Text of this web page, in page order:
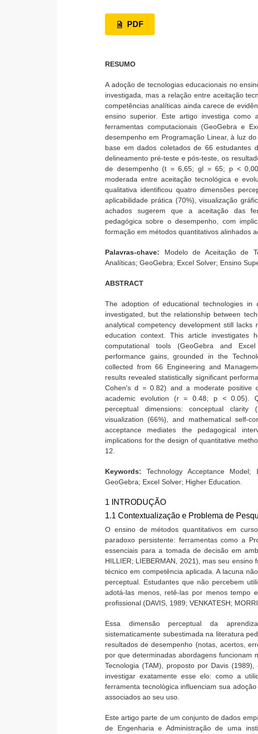
PDF
RESUMO
A adoção de tecnologias educacionais no
investigada, mas a relação entre aceitação
competências analíticas ainda carece de
ensino superior. Este artigo investiga
ferramentas computacionais (GeoGebra e
desempenho em Programação Linear, à luz
base em dados coletados de 66 estudantes
delineamento pré-teste e pós-teste, os
de desempenho (t = 6,65; gl = 65; p <
moderada entre aceitação tecnológica e
qualitativa identificou quatro dimensões
aplicabilidade prática (70%), visualização
achados sugerem que a aceitação das
pedagógica sobre o desempenho, com
formação em métodos quantitativos alinhados
Palavras-chave: Modelo de Aceitação de
Analíticas; GeoGebra; Excel Solver; Ensino
ABSTRACT
The adoption of educational technologies in
investigated, but the relationship between
analytical competency development still
education context. This article
computational tools (GeoGebra and
performance gains, grounded in the
collected from 66 Engineering and
results revealed statistically significant
Cohen's d = 0.82) and a moderate positive
academic evolution (r = 0.48; p < 0.05).
perceptual dimensions: conceptual clarity
visualization (66%), and mathematical self-
acceptance mediates the pedagogical
implications for the design of quantitative
12.
Keywords:Technology Acceptance Model;
GeoGebra; Excel Solver; Higher Education.
1 INTRODUÇÃO
1.1 Contextualização e Problema de
O ensino de métodos quantitativos em
paradoxo persistente: ferramentas como a
essenciais para a tomada de decisão em
HILLIER; LIEBERMAN, 2021), mas seu
técnico em competência aplicada. A lacuna
perceptual. Estudantes que não percebem
adotá-las menos, retê-las por menos tempo
profissional (DAVIS, 1989; VENKATESH;
Essa dimensão perceptual da
sistematicamente subestimada na literatura
resultados de desempenho (notas, acertos,
por que determinadas abordagens funcionam
Tecnologia (TAM), proposto por Davis
investigar exatamente esse elo: como a
ferramenta tecnológica influenciam sua
associados ao seu uso.
Este artigo parte de um conjunto de dados
de Engenharia e Administração de uma